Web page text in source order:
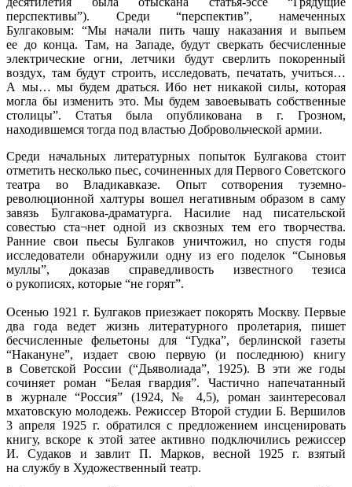
перспективы”). Среди “перспектив”, намеченных
Булгаковым: “Мы начали пить чашу наказания и выпьем
ее до конца. Там, на Западе, будут сверкать бесчисленные
электрические огни, летчики будут сверлить покоренный
воздух, там будут строить, исследовать, печатать, учиться…
А мы… мы будем драться. Ибо нет никакой силы, которая
могла бы изменить это. Мы будем завоевывать собственные
столицы”. Статья была опубликована в г. Грозном,
находившемся тогда под властью Добровольческой армии.
Среди начальных литературных попыток Булгакова стоит
отметить несколько пьес, сочиненных для Первого Советского
театра во Владикавказе. Опыт сотворения туземно-
революционной халтуры вошел негативным образом в саму
завязь Булгакова-драматурга. Насилие над писательской
совестью ста¬нет одной из сквозных тем его творчества.
Ранние свои пьесы Булгаков уничтожил, но спустя годы
исследователи обнаружили одну из его поделок “Сыновья
муллы”, доказав справедливость известного тезиса
о рукописях, которые “не горят”.
Осенью 1921 г. Булгаков приезжает покорять Москву. Первые
два года ведет жизнь литературного пролетария, пишет
бесчисленные фельетоны для “Гудка”, берлинской газеты
“Накануне”, издает свою первую (и последнюю) книгу
в Советской России (“Дьяволиада”, 1925). В эти же годы
сочиняет роман “Белая гвардия”. Частично напечатанный
в журнале “Россия” (1924, № 4,5), роман заинтересовал
мхатовскую молодежь. Режиссер Второй студии Б. Вершилов
3 апреля 1925 г. обратился с предложением инсценировать
книгу, вскоре к этой затее активно подключились режиссер
И. Судаков и завлит П. Марков, весной 1925 г. взятый
на службу в Художественный театр.